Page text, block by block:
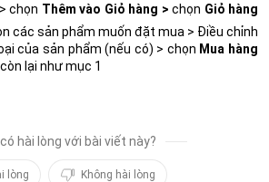
chọn Thêm vào Giỏ hàng >chọn Giỏ hàng
các sản phẩm muốn đặt mua > Điều chỉnh
của sản phẩm (nếu có) > chọn Mua hàng
lại như mục 1
hài lòng với bài viết này?
lòng Không hài lòng